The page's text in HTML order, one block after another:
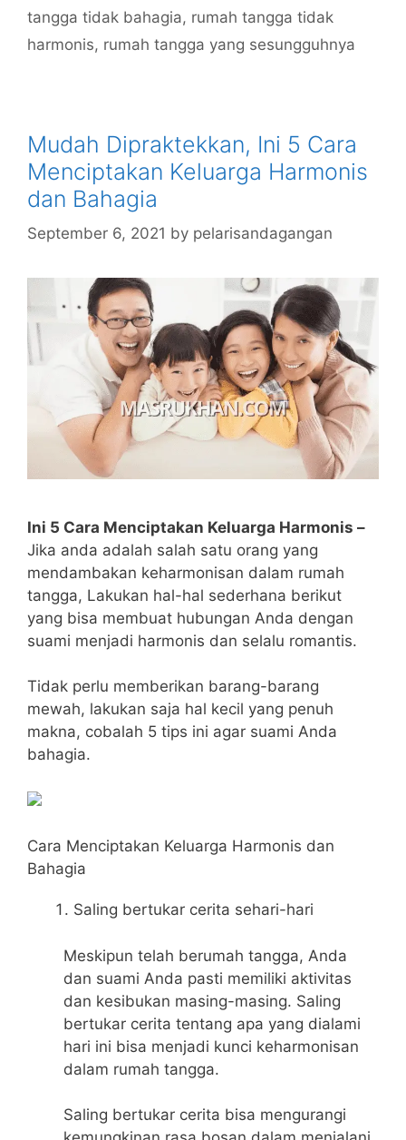
tangga tidak bahagia, rumah tangga tidak
harmonis, rumah tangga yang sesungguhnya
Mudah Dipraktekkan, Ini 5 Cara
Menciptakan Keluarga Harmonis
dan Bahagia
September 6, 2021 by pelarisandagangan
Ini 5 Cara Menciptakan Keluarga Harmonis –
Jika anda adalah salah satu orang yang
mendambakan keharmonisan dalam rumah
tangga, Lakukan hal-hal sederhana berikut
yang bisa membuat hubungan Anda dengan
suami menjadi harmonis dan selalu romantis.
Tidak perlu memberikan barang-barang
mewah, lakukan saja hal kecil yang penuh
makna, cobalah 5 tips ini agar suami Anda
bahagia.
Cara Menciptakan Keluarga Harmonis dan
Bahagia
Saling bertukar cerita sehari-hari
Meskipun telah berumah tangga, Anda
dan suami Anda pasti memiliki aktivitas
dan kesibukan masing-masing. Saling
bertukar cerita tentang apa yang dialami
hari ini bisa menjadi kunci keharmonisan
dalam rumah tangga.
Saling bertukar cerita bisa mengurangi